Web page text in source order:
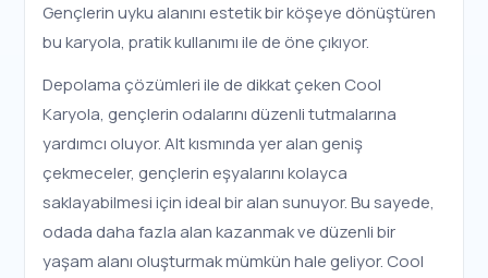
Gençlerin uyku alanını estetik bir köşeye dönüştüren
bu karyola, pratik kullanımı ile de öne çıkıyor.
Depolama çözümleri ile de dikkat çeken Cool
Karyola, gençlerin odalarını düzenli tutmalarına
yardımcı oluyor. Alt kısmında yer alan geniş
çekmeceler, gençlerin eşyalarını kolayca
saklayabilmesi için ideal bir alan sunuyor. Bu sayede,
odada daha fazla alan kazanmak ve düzenli bir
yaşam alanı oluşturmak mümkün hale geliyor. Cool